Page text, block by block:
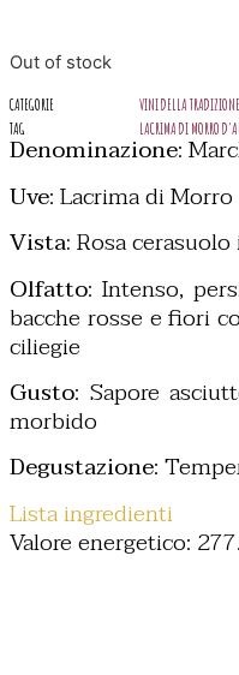
Out of stock
CATEGORIE VINI DELLA TRADIZIONE
TAG
LACRIMA DI MORRO
Denominazione:
Uve: Lacrima di
Vista:Rosa
Olfatto: Intenso,
bacche rosse e fiori
ciliegie
Gusto: Sapore
morbido
Degustazione:
Lista ingredienti
Valore energetico: